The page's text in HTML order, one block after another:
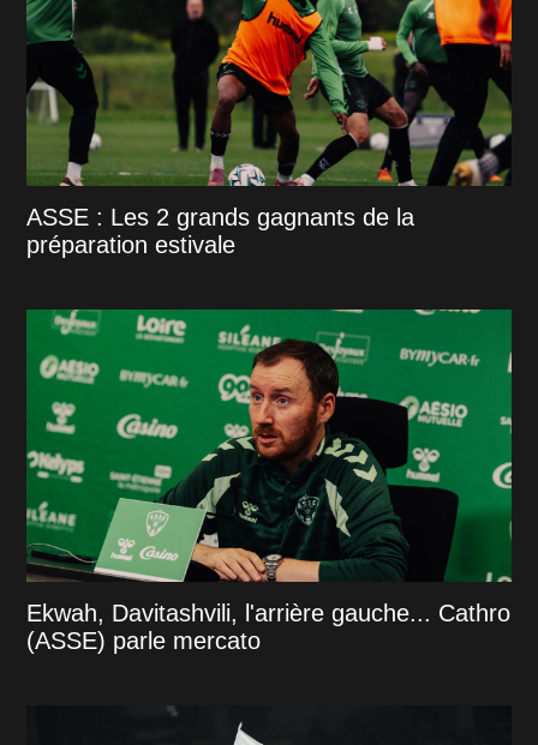
ASSE : Les 2 grands gagnants de la
préparation estivale
Ekwah, Davitashvili, l'arrière gauche... Cathro
(ASSE) parle mercato